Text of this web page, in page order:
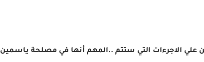
علي الاجرءات التي ستتم ..المهم أنها في مصلحة ياسمين